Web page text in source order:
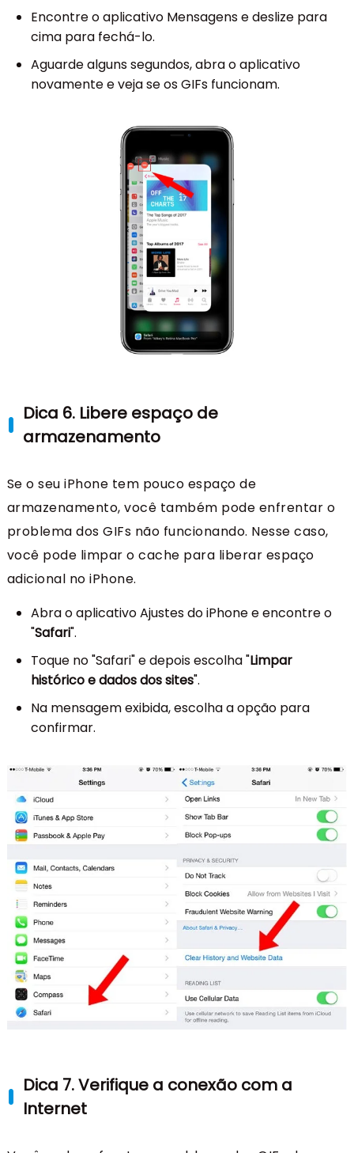
Encontre o aplicativo Mensagens e deslize para
cima para fechá-lo.
Aguarde alguns segundos, abra o aplicativo
novamente e veja se os GIFs funcionam.
Dica 6. Libere espaço de
armazenamento
Se o seu iPhone tem pouco espaço de
armazenamento, você também pode enfrentar o
problema dos GIFs não funcionando. Nesse caso,
você pode limpar o cache para liberar espaço
adicional no iPhone.
Abra o aplicativo Ajustes do iPhone e encontre o
"Safari".
Toque no "Safari" e depois escolha "Limpar
histórico e dados dos sites".
Na mensagem exibida, escolha a opção para
confirmar.
Dica 7. Verifique a conexão com a
Internet